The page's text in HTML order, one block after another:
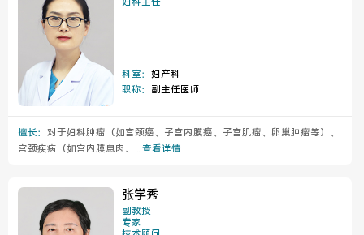
妇科主任
科室：妇产科
职称： 副主任医师
擅长： 对于妇科肿瘤（如宫颈癌、子宫内膜癌、子宫肌瘤、卵巢肿瘤等）、
宫颈疾病（如宫内膜息肉、... 查看详情
张学秀
副教授
专家